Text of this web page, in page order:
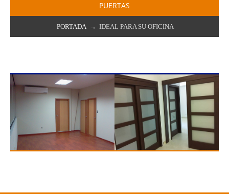
PUERTAS
PORTADA → IDEAL PARA SU OFICINA